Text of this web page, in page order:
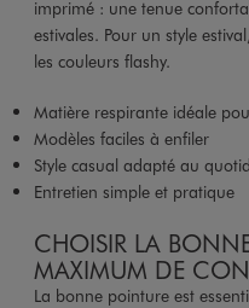
imprimé : une tenue
estivales. Pour un style
les couleurs flashy.
Matière respirante idéale
Modèles faciles à enfiler
Style casual adapté au
Entretien simple et pratique
CHOISIR LA
MAXIMUM DE
La bonne pointure est